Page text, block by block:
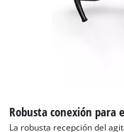
Robusta conexión para
La robusta recepción del